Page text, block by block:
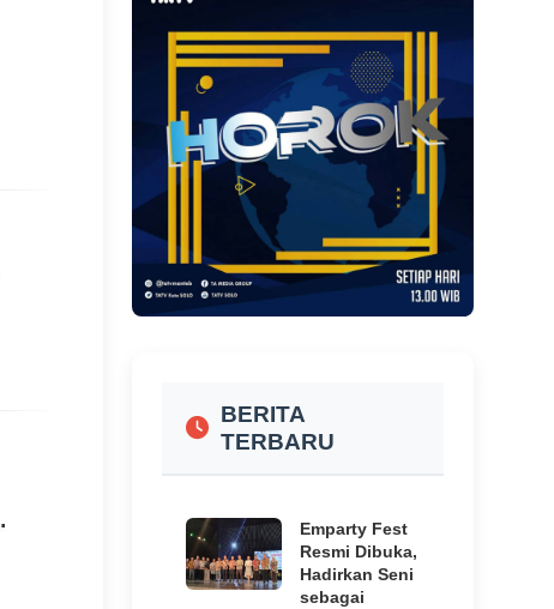
BERITA
TERBARU
Emparty Fest
Resmi Dibuka,
Hadirkan Seni
sebagai